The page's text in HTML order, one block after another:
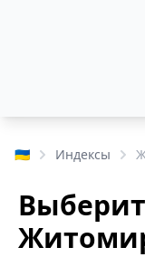
🇺🇦 Индексы